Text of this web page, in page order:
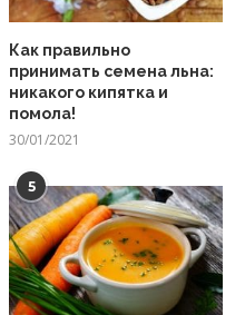
Как правильно
принимать семена льна:
никакого кипятка и
помола!
30/01/2021
5